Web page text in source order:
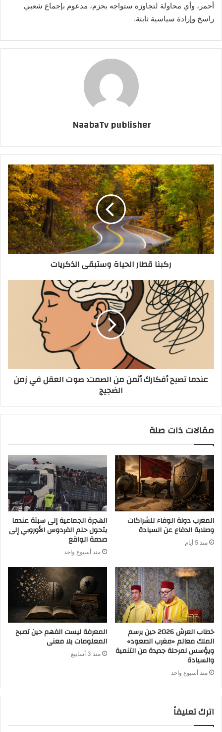
أحمر، وأي محاولة لتجاوزه ستواجه بحزم، مدعوم بإجماع شعبي
راسخ وإرادة سياسية ثابتة.
NaabaTv publisher
ركبنا قطار الحياة وستبقى الذكريات
عندما تصبح أفكارك أثمن من الصمت: صوت العقل في زمن
الضجيج
مقالات ذات صلة
المغرب دولة الوفاء للشراكات
وصلابة الدفاع عن السيادة
منذ 5 أيام
الهجرة الجماعية إلى سبتة عندما
يتحول حلم الفردوس الأوروبي إلى
صدمة الواقع
منذ أسبوع واحد
خطاب العرش 2026 حين يرسم
الملك معالم «مغرب الصعود»
ويؤسس لمرحلة جديدة من التنمية
والسيادة
منذ أسبوع واحد
المعرفة ليست الفهم حين تصبح
المعلومات بلا معنى
منذ 3 أسابيع
اترك تعليقاً